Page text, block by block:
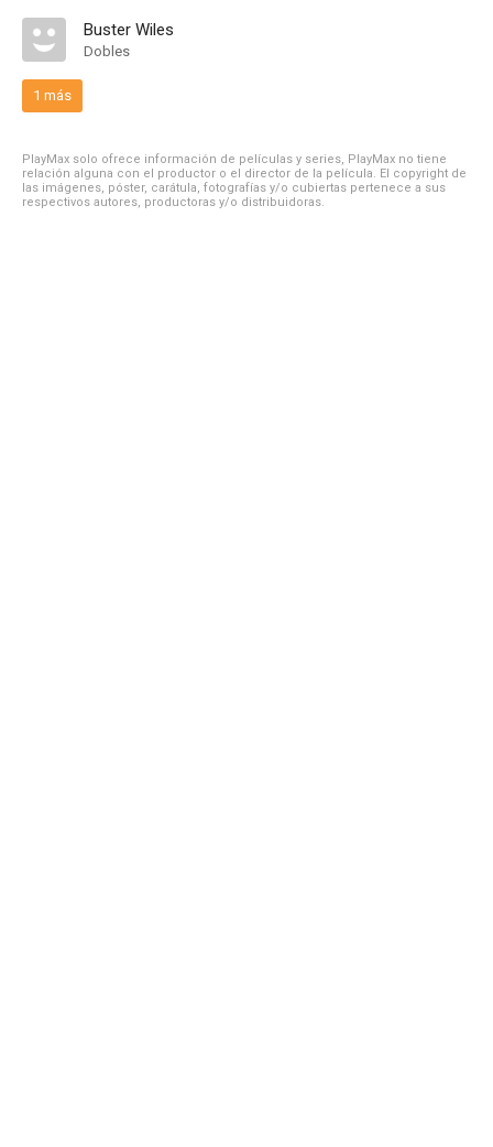
Buster Wiles
Dobles
1 más
PlayMax solo ofrece información de películas y series, PlayMax no tiene
relación alguna con el productor o el director de la película. El copyright de
las imágenes, póster, carátula, fotografías y/o cubiertas pertenece a sus
respectivos autores, productoras y/o distribuidoras.